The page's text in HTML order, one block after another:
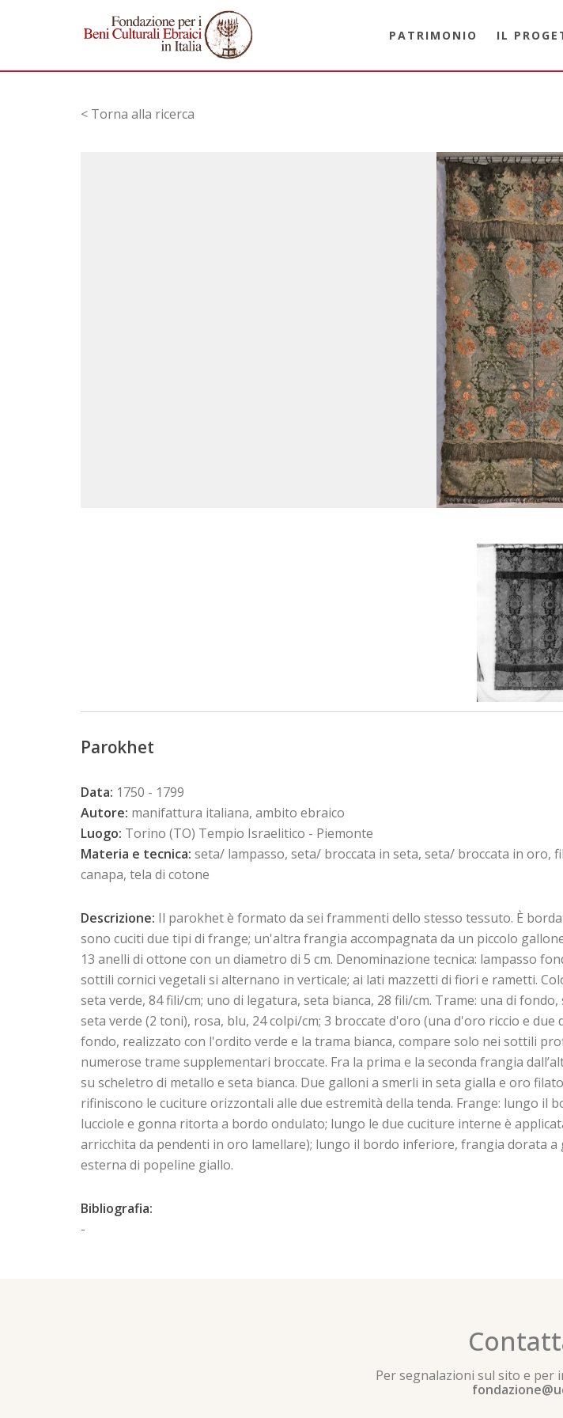
PATRIMONIO IL
< Torna alla ricerca
Parokhet
Data: 1750 - 1799
Autore: manifattura italiana, ambito ebraico
Luogo: Torino (TO) Tempio Israelitico - Piemonte
Materia e tecnica: seta/ lampasso, seta/ broccata in seta, seta/ broccata in
canapa, tela di cotone
Descrizione: Il parokhet è formato da sei frammenti dello stesso tessuto. È
sono cuciti due tipi di frange; un'altra frangia accompagnata da un piccolo
13 anelli di ottone con un diametro di 5 cm. Denominazione tecnica: lampasso
sottili cornici vegetali si alternano in verticale; ai lati mazzetti di fiori e rametti.
seta verde, 84 fili/cm; uno di legatura, seta bianca, 28 fili/cm. Trame: una di
seta verde (2 toni), rosa, blu, 24 colpi/cm; 3 broccate d'oro (una d'oro riccio e
fondo, realizzato con l'ordito verde e la trama bianca, compare solo nei sottili
numerose trame supplementari broccate. Fra la prima e la seconda frangia
su scheletro di metallo e seta bianca. Due galloni a smerli in seta gialla e oro
rifiniscono le cuciture orizzontali alle due estremità della tenda. Frange: lungo il
lucciole e gonna ritorta a bordo ondulato; lungo le due cuciture interne è
arricchita da pendenti in oro lamellare); lungo il bordo inferiore, frangia dorata
esterna di popeline giallo.
Bibliografia:
-
Per segnalazioni sul sito e per